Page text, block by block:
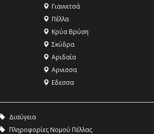
Γιαννιτσά
Πέλλα
Κρύα Βρύση
Σκύδρα
Αριδαία
Aρνισσα
Eδεσσα
Διαύγεια
Πληροφορίες Νομού Πέλλας